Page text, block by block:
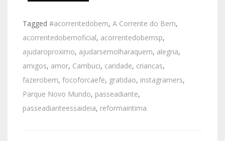
Tagged #acorrentedobem, A Corrente do Bem,
acorrentedobemoficial, acorrentedobemsp,
ajudaroproximo, ajudarsemolharaquem, alegria,
amigos, amor, Cambuci, caridade, criancas,
fazerobem, focoforcaefe, gratidao, instagramers,
Parque Novo Mundo, passeadiante,
passeadianteessaideia, reformaintima